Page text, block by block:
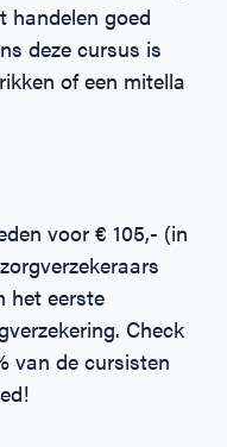
handelen goed
deze cursus is
of een mitella
voor € 105,- (in
het eerste
Check
van de cursisten